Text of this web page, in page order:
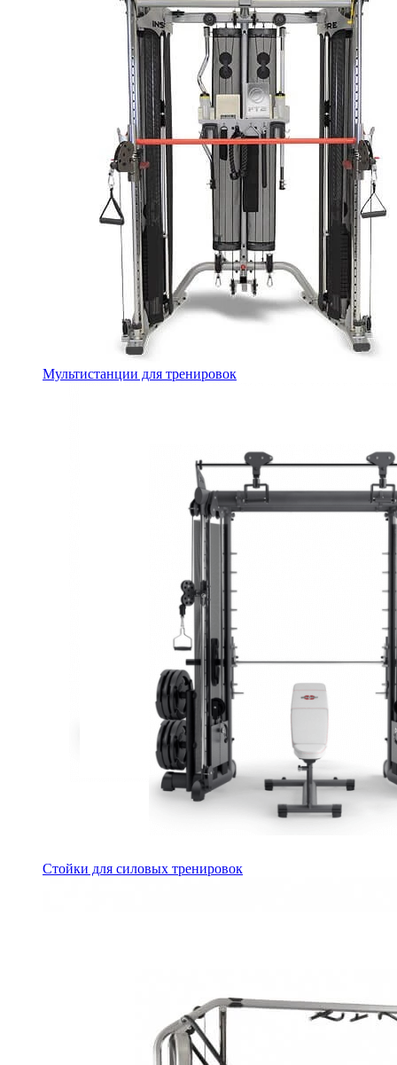
Мультистанции для тренировок
Стойки для силовых тренировок